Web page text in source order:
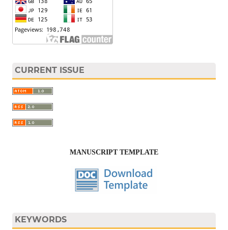
CURRENT ISSUE
MANUSCRIPT TEMPLATE
KEYWORDS